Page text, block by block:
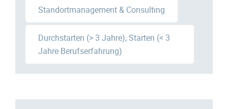
Standortmanagement & Consulting
Durchstarten (> 3 Jahre), Starten (< 3
Jahre Berufserfahrung)